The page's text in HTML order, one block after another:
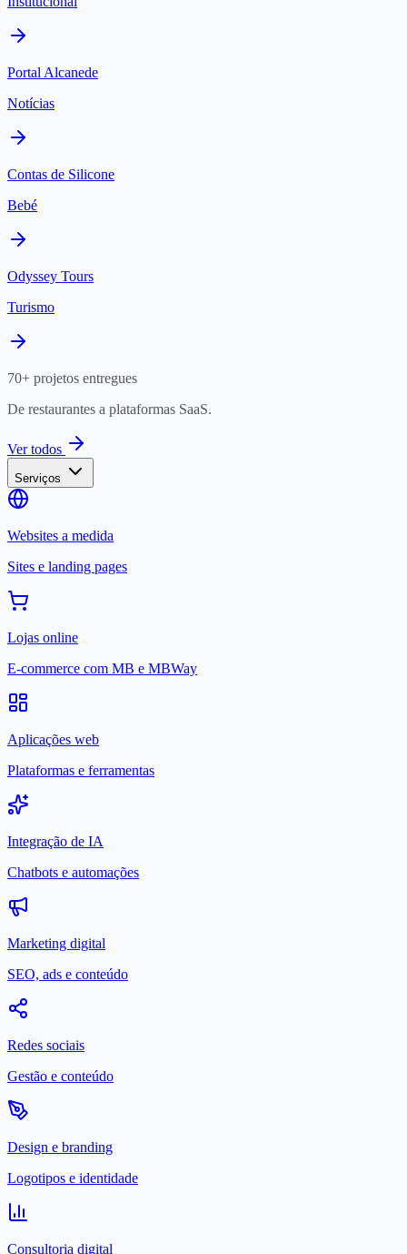
Portal Alcanede
Notícias
Contas de Silicone
Bebé
Odyssey Tours
Turismo
70+ projetos entregues
De restaurantes a plataformas SaaS.
Ver todos
Serviços
Websites a medida
Sites e landing pages
Lojas online
E-commerce com MB e MBWay
Aplicações web
Plataformas e ferramentas
Integração de IA
Chatbots e automações
Marketing digital
SEO, ads e conteúdo
Redes sociais
Gestão e conteúdo
Design e branding
Logotipos e identidade
Consultoria digital